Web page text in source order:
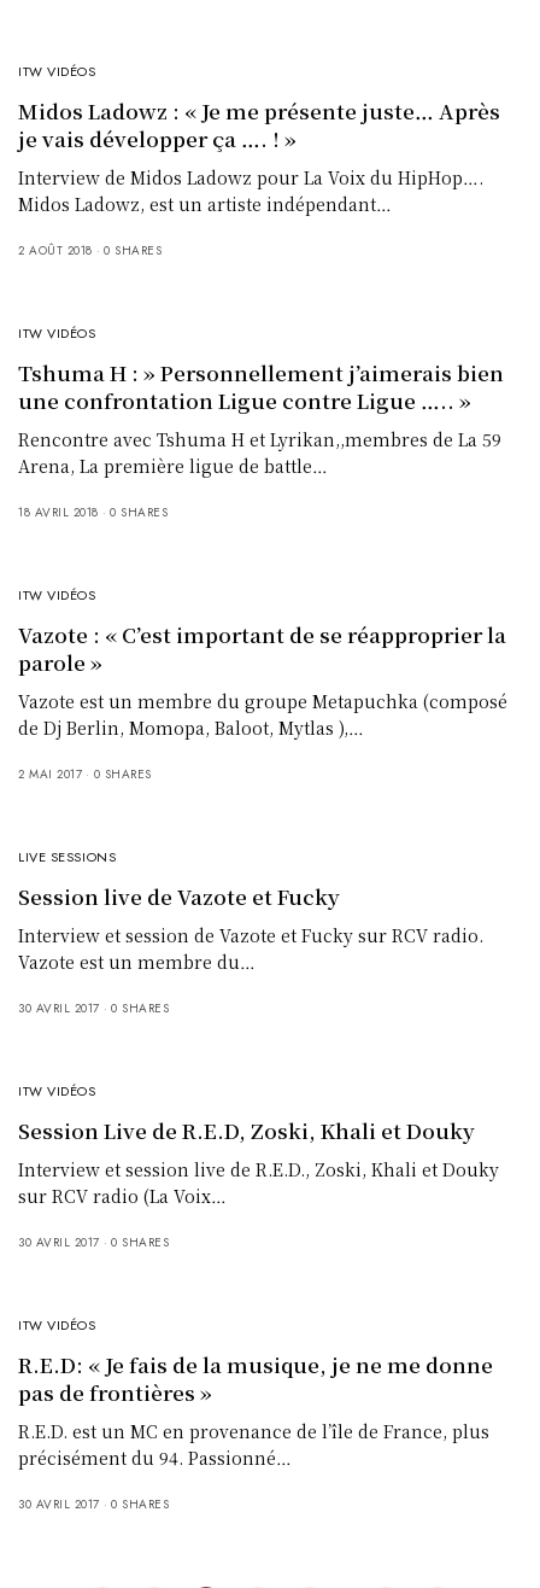
ITW VIDÉOS
Midos Ladowz : « Je me présente juste… Après
je vais développer ça …. ! »
Interview de Midos Ladowz pour La Voix du HipHop….
Midos Ladowz, est un artiste indépendant…
2 AOÛT 2018 0 SHARES
ITW VIDÉOS
Tshuma H : » Personnellement j’aimerais bien
une confrontation Ligue contre Ligue ….. »
Rencontre avec Tshuma H et Lyrikan,,membres de La 59
Arena, La première ligue de battle…
18 AVRIL 2018 0 SHARES
ITW VIDÉOS
Vazote : « C’est important de se réapproprier la
parole »
Vazote est un membre du groupe Metapuchka (composé
de Dj Berlin, Momopa, Baloot, Mytlas ),…
2 MAI 2017 0 SHARES
LIVE SESSIONS
Session live de Vazote et Fucky
Interview et session de Vazote et Fucky sur RCV radio.
Vazote est un membre du…
30 AVRIL 2017 0 SHARES
ITW VIDÉOS
Session Live de R.E.D, Zoski, Khali et Douky
Interview et session live de R.E.D., Zoski, Khali et Douky
sur RCV radio (La Voix…
30 AVRIL 2017 0 SHARES
ITW VIDÉOS
R.E.D: « Je fais de la musique, je ne me donne
pas de frontières »
R.E.D. est un MC en provenance de l’île de France, plus
précisément du 94. Passionné…
30 AVRIL 2017 0 SHARES